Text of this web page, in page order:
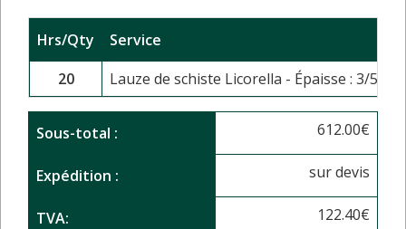
Hrs/Qty
Service
20
Lauze de schiste Licorella - Épaisse : 3/5cm
Sous-total : 612.00€
Expédition : sur devis
TVA: 122.40€